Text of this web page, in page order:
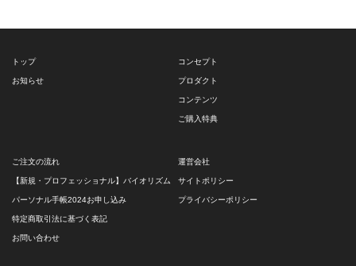
トップ
お知らせ
コンセプト
プロダクト
コンテンツ
ご購入特典
ご注文の流れ
【新規・プロフェッショナル】バイオリズム
パーソナル手帳2024お申し込み
特定商取引法に基づく表記
お問い合わせ
運営会社
サイトポリシー
プライバシーポリシー